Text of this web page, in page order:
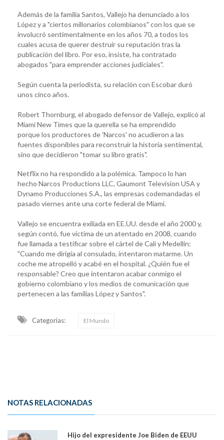
Además de la familia Santos, Vallejo ha denunciado a los
López y a "ciertos millonarios colombianos" con los que se
involucró sentimentalmente en los años 70, a todos los
cuales acusa de querer destruir su reputación tras la
publicación del libro. Por eso, insiste, ha contratado
abogados "para emprender acciones judiciales".
Según cuenta la periodista, su relación con Escobar duró
unos cinco años.
Robert Thornburg, el abogado defensor de Vallejo, explicó al
Miami New Times que la querella se ha emprendido
porque los productores de 'Narcos' no acudieron a las
fuentes disponibles para reconstruir la historia sentimental,
sino que decidieron "tomar su libro gratis".
Netflix no ha respondido a la polémica. Tampoco lo han
hecho Narcos Productions LLC, Gaumont Television USA y
Dynamo Producciones S.A., las empresas codemandadas el
pasado viernes ante una corte federal de Miami.
Vallejo se encuentra exiliada en EE.UU. desde el año 2000 y,
según contó, fue víctima de un atentado en 2008, cuando
fue llamada a testificar sobre el cártel de Cali y Medellín:
"Cuando me dirigía al consulado, intentaron matarme. Un
coche me atropelló y acabé en el hospital. ¿Quién fue el
responsable? Creo que intentaron acabar conmigo el
gobierno colombiano y los medios de comunicación que
pertenecen a las familias López y Santos".
Categorias: El Mundo
NOTAS RELACIONADAS
Hijo del expresidente Joe Biden de EEUU